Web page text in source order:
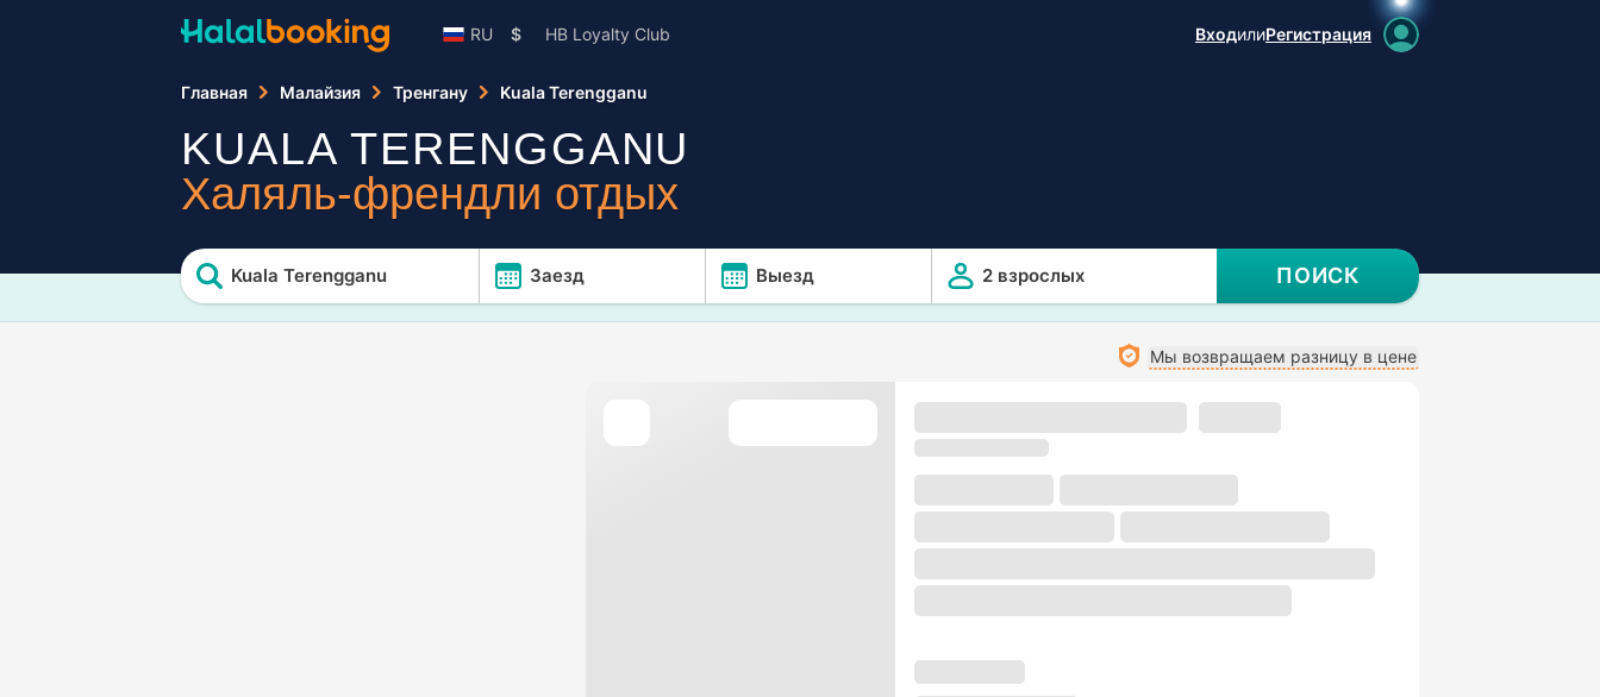
RU $ HB Loyalty Club ВходилиРегистрация
Главная Малайзия Тренгану Kuala Terengganu
KUALA TERENGGANU
Халяль-френдли отдых
Kuala Terengganu Заезд Выезд 2 взрослых ПОИСК
Мы возвращаем разницу в цене